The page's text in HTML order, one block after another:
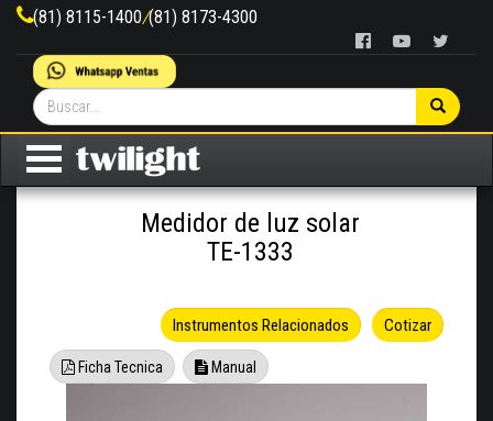
(81) 8115-1400/(81) 8173-4300
Medidor de luz solar
TE-1333
Cotizar
Instrumentos Relacionados
Ficha Tecnica Manual